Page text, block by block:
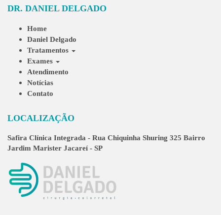
DR. DANIEL DELGADO
Home
Daniel Delgado
Tratamentos
Exames
Atendimento
Notícias
Contato
LOCALIZAÇÃO
Safira Clínica Integrada - Rua Chiquinha Shuring 325 Bairro
Jardim Marister Jacareí - SP